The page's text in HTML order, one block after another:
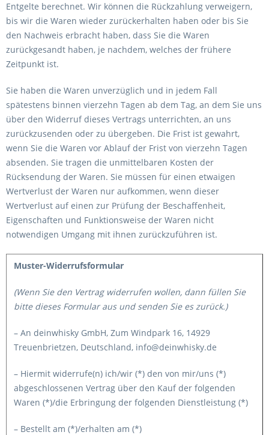
Entgelte berechnet. Wir können die Rückzahlung verweigern,
bis wir die Waren wieder zurückerhalten haben oder bis Sie
den Nachweis erbracht haben, dass Sie die Waren
zurückgesandt haben, je nachdem, welches der frühere
Zeitpunkt ist.
Sie haben die Waren unverzüglich und in jedem Fall
spätestens binnen vierzehn Tagen ab dem Tag, an dem Sie uns
über den Widerruf dieses Vertrags unterrichten, an uns
zurückzusenden oder zu übergeben. Die Frist ist gewahrt,
wenn Sie die Waren vor Ablauf der Frist von vierzehn Tagen
absenden. Sie tragen die unmittelbaren Kosten der
Rücksendung der Waren. Sie müssen für einen etwaigen
Wertverlust der Waren nur aufkommen, wenn dieser
Wertverlust auf einen zur Prüfung der Beschaffenheit,
Eigenschaften und Funktionsweise der Waren nicht
notwendigen Umgang mit ihnen zurückzuführen ist.
Muster-Widerrufsformular
(Wenn Sie den Vertrag widerrufen wollen, dann füllen Sie
bitte dieses Formular aus und senden Sie es zurück.)
– An deinwhisky GmbH, Zum Windpark 16, 14929
Treuenbrietzen, Deutschland, info@deinwhisky.de
– Hiermit widerrufe(n) ich/wir (*) den von mir/uns (*)
abgeschlossenen Vertrag über den Kauf der folgenden
Waren (*)/die Erbringung der folgenden Dienstleistung (*)
– Bestellt am (*)/erhalten am (*)